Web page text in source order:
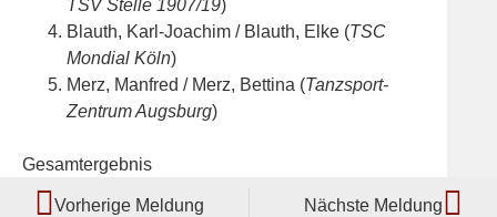
TSV Stelle 1907/19)
Blauth, Karl-Joachim / Blauth, Elke (TSC
Mondial Köln)
Merz, Manfred / Merz, Bettina (Tanzsport-
Zentrum Augsburg)
Gesamtergebnis
Vorherige Meldung Nächste Meldung